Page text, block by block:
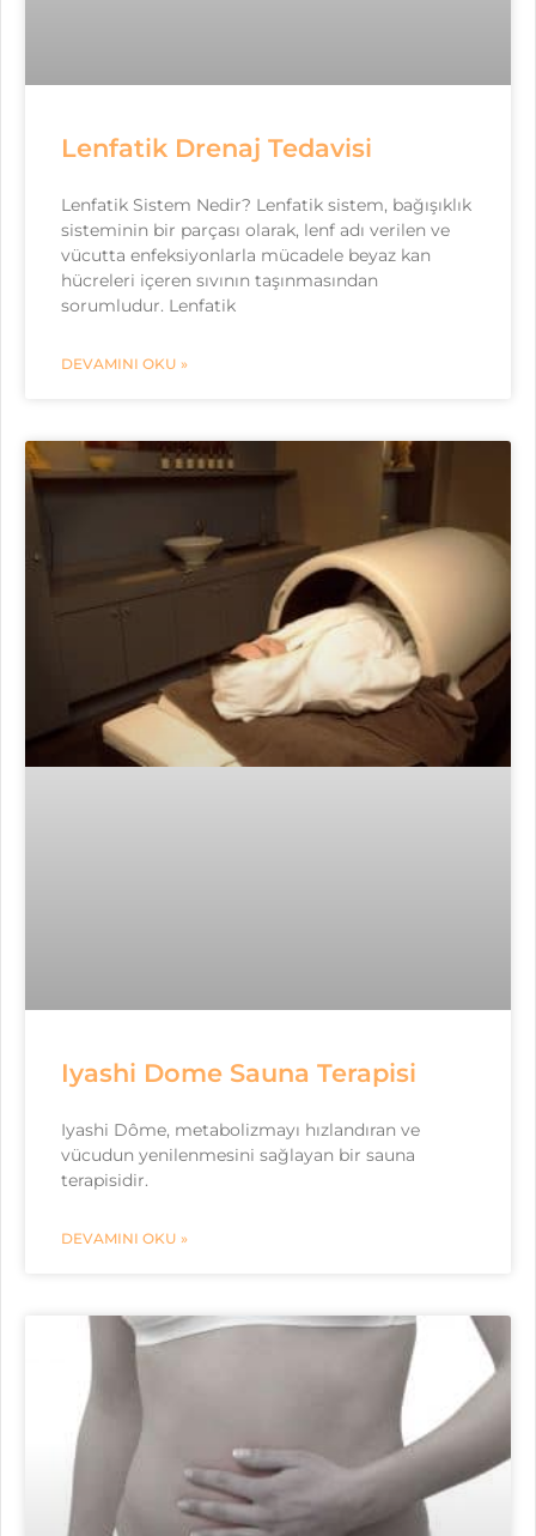
Lenfatik Drenaj Tedavisi
Lenfatik Sistem Nedir? Lenfatik sistem, bağışıklık
sisteminin bir parçası olarak, lenf adı verilen ve
vücutta enfeksiyonlarla mücadele beyaz kan
hücreleri içeren sıvının taşınmasından
sorumludur. Lenfatik
DEVAMINI OKU »
Iyashi Dome Sauna Terapisi
Iyashi Dôme, metabolizmayı hızlandıran ve
vücudun yenilenmesini sağlayan bir sauna
terapisidir.
DEVAMINI OKU »